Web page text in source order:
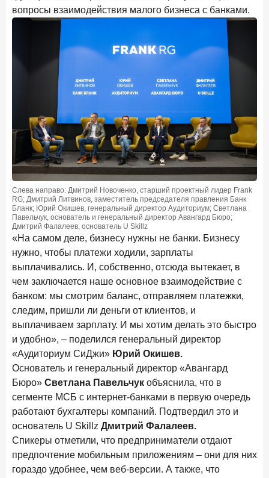
16 марта 2026 года
Frank RG объявила победителей кейс-чемпионата
12 марта 2026 года ИССЛЕДОВАНИЕ
Банки ускорили работу с претензиями
Рассылка Frank RG
Итоги недели, наша трактовка основных событий
на банковском рынке
ПОДПИСАТЬСЯ
Я согласен с условиямиобработки данных
10 марта 2026 года ИССЛЕДОВАНИЕ
Куда уходят деньги? Frank RG исследует рынок
вкладов
По итогам февраля 2026 года объем выдач кредитов
составил 748,4 млрд руб.
25 февраля 2026 года ИССЛЕДОВАНИЕ
Ипотека. Итоги работы крупнейших ипотечных банков
в январе 2026 года
18 февраля 2026 года ИССЛЕДОВАНИЕ
Не по цене, а по ценности: как россияне выбирали
подписки в 2025 году?
17 февраля 2026 года ИССЛЕДОВАНИЕ
вопросы взаимодействия малого бизнеса с банками.
Слева направо: Дмитрий Новоченко, старший проектный лидер Frank
RG; Дмитрий Литвинов, заместитель председателя правления Банк
Бланк; Юрий Окишев, генеральный директор Аудиториум; Светлана
Павельчук, основатель и генеральный директор Авангард Бюро;
Дмитрий Фалалеев, основатель U Skillz
«На самом деле, бизнесу нужны не банки. Бизнесу
нужно, чтобы платежи ходили, зарплаты
выплачивались. И, собственно, отсюда вытекает, в
чем заключается наше основное взаимодействие с
банком: мы смотрим баланс, отправляем платежки,
следим, пришли ли деньги от клиентов, и
выплачиваем зарплату. И мы хотим делать это быстро
и удобно», – поделился генеральный директор
«Аудиториум СиДжи» Юрий Окишев.
Основатель и генеральный директор «Авангард
Бюро» Светлана Павельчук объяснила, что в
сегменте МСБ с интернет-банками в первую очередь
работают бухгалтеры компаний. Подтвердил это и
основатель U Skillz Дмитрий Фалалеев.
Спикеры отметили, что предприниматели отдают
предпочтение мобильным приложениям – они для них
гораздо удобнее, чем веб-версии. А также, что